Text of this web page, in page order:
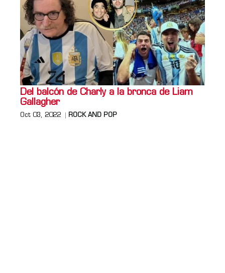
Del balcón de Charly a la bronca de Liam
Gallagher
Oct 03, 2022 ROCK AND POP